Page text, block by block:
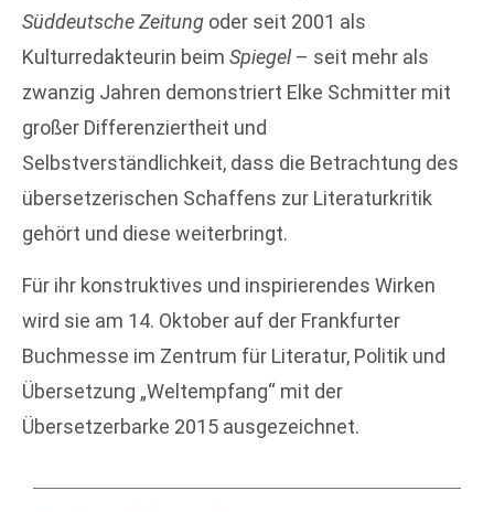
Süddeutsche Zeitung oder seit 2001 als
Kulturredakteurin beim Spiegel– seit mehr als
zwanzig Jahren demonstriert Elke Schmitter mit
großer Differenziertheit und
Selbstverständlichkeit, dass die Betrachtung des
übersetzerischen Schaffens zur Literaturkritik
gehört und diese weiterbringt.
Für ihr konstruktives und inspirierendes Wirken
wird sie am 14. Oktober auf der Frankfurter
Buchmesse im Zentrum für Literatur, Politik und
Übersetzung „Weltempfang“ mit der
Übersetzerbarke 2015 ausgezeichnet.